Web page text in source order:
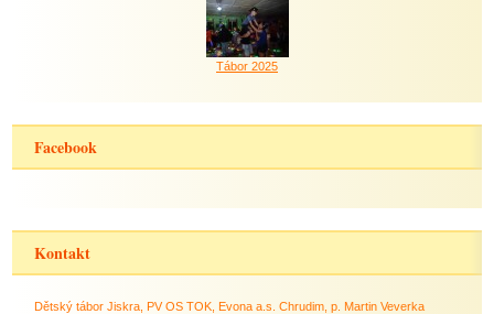
Tábor 2025
Facebook
Kontakt
Dětský tábor Jiskra, PV OS TOK, Evona a.s. Chrudim, p. Martin Veverka